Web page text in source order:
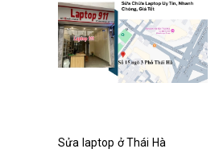
Sửa laptop ở Thái Hà